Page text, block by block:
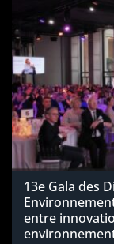
13e Gala des
entre